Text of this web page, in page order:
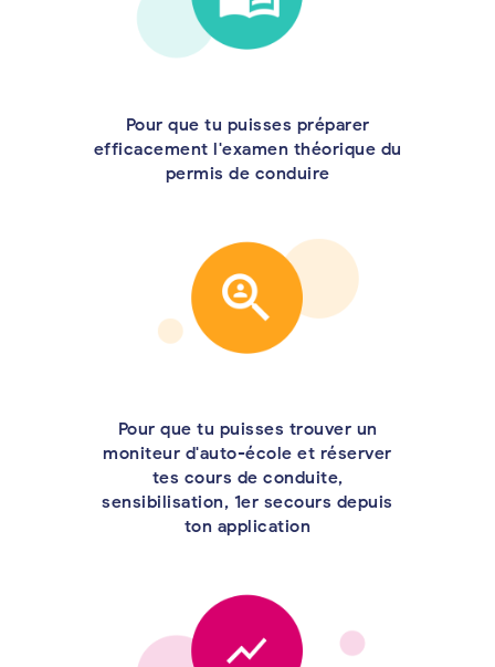
Pour que tu puisses préparer
efficacement l'examen théorique du
permis de conduire
Pour que tu puisses trouver un
moniteur d'auto-école et réserver
tes cours de conduite,
sensibilisation, 1er secours depuis
ton application